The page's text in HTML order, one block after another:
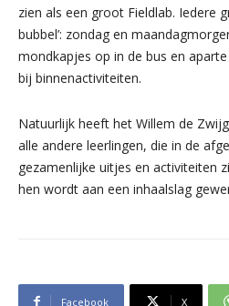
zien als een groot Fieldlab. Iedere
bubbel’: zondag en
mondkapjes op in de bus en
bij binnenactiviteiten.
Natuurlijk heeft het Willem de
alle andere leerlingen, die in de
gezamenlijke uitjes en activiteiten
hen wordt aan een inhaalslag
Facebook X